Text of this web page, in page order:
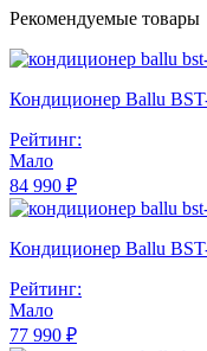
Рекомендуемые товары
Кондиционер Ballu
Рейтинг:
Мало
84 990 ₽
Кондиционер Ballu
Рейтинг:
Мало
77 990 ₽